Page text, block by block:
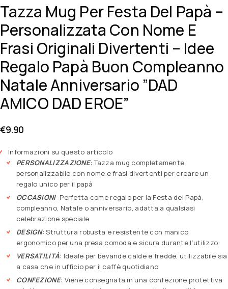
Tazza Mug Per Festa Del Papà –
Personalizzata Con Nome E
Frasi Originali Divertenti – Idee
Regalo Papà Buon Compleanno
Natale Anniversario ”DAD
AMICO DAD EROE”
€9.90
Informazioni su questo articolo
PERSONALIZZAZIONE: Tazza mug completamente
personalizzabile con nome e frasi divertenti per creare un
regalo unico per il papà
OCCASIONI: Perfetta come regalo per la Festa del Papà,
compleanno, Natale o anniversario, adatta a qualsiasi
celebrazione speciale
DESIGN: Struttura robusta e resistente con manico
ergonomico per una presa comoda e sicura durante l’utilizzo
VERSATILITÀ: Ideale per bevande calde e fredde, utilizzabile sia
a casa che in ufficio per il caffè quotidiano
CONFEZIONE: Viene consegnata in una confezione protettiva